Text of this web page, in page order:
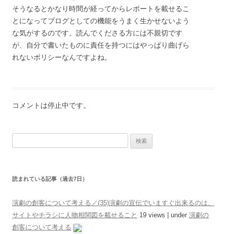
そうなるとかなり時間が経ってからレポートを載せるこ
とになってブログとしての機能をうまく生かせないよう
な気がするのです。読んでくださる方には不親切です
が、自分で書いたものに責任を持つにはやっぱり曲げら
れないポリシーなんですよね。
コメントは停止中です。
読まれている記事（過去7日）
演劇の創客について考える／(35)演劇の宣伝でいますぐ出来るのは、
サイトやチラシに人物相関図を載せること 19 views under 演劇の
創客について考える